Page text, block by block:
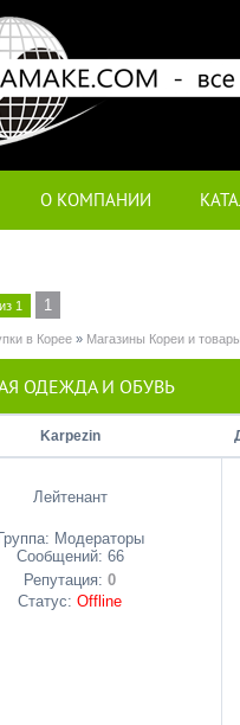
О КОМПАНИИ
из 1 1
в Корее » Магазины Кореи и
ОДЕЖДА И ОБУВЬ
Karpezin
Лейтенант
Группа: Модераторы
Сообщений: 66
Репутация: 0
Статус: Offline